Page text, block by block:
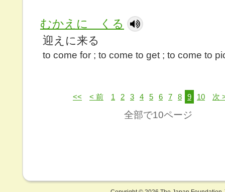
むかえに くる
迎えに来る
to come for ; to come to get ; to come to
<< < 前 1 2 3 4 5 6 7 8 9 10 次
全部で10ページ